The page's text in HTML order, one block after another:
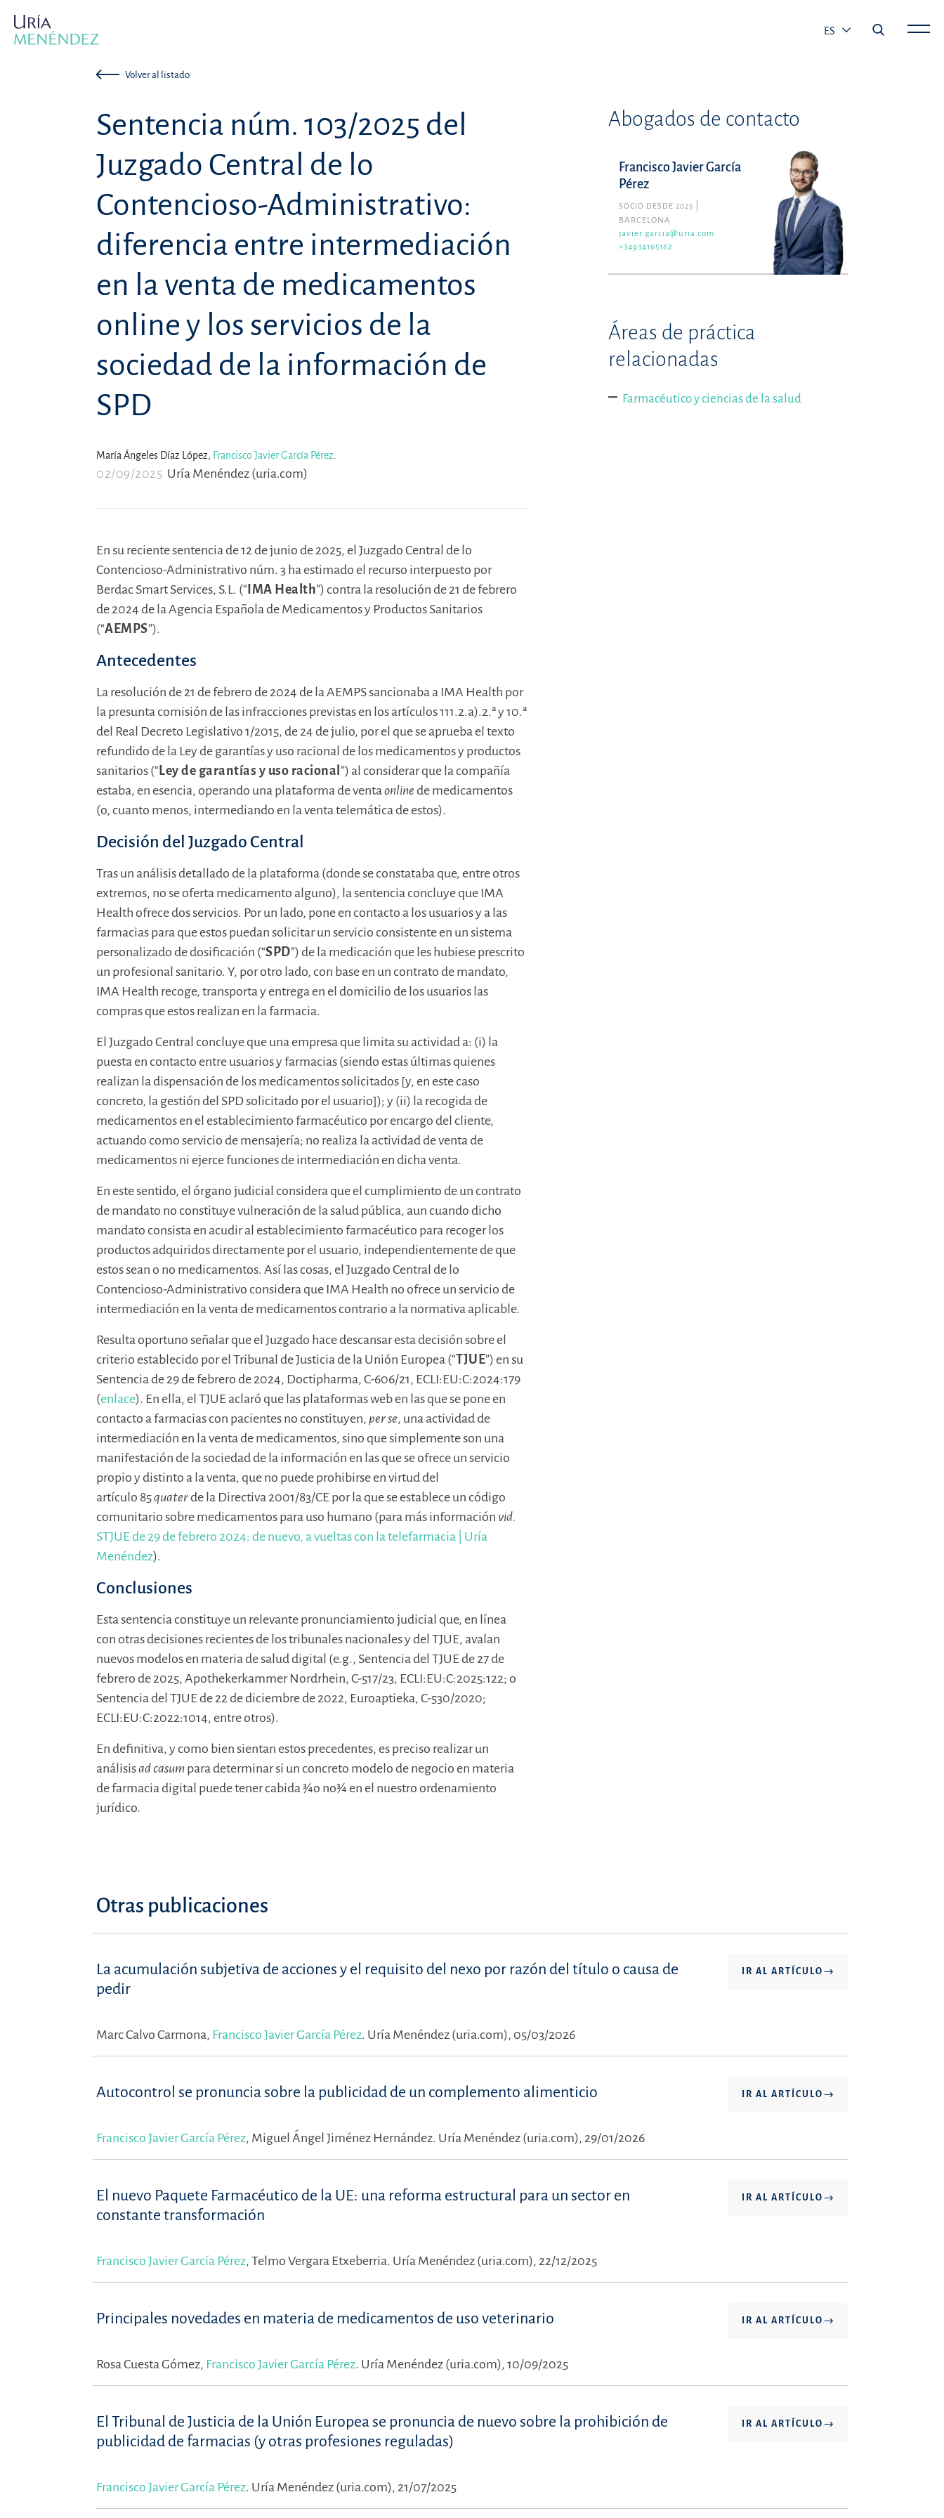
ES
Volver al listado
Sentencia núm. 103/2025 del
Juzgado Central de lo
Contencioso-Administrativo:
diferencia entre intermediación
en la venta de medicamentos
online y los servicios de la
sociedad de la información de
SPD
María Ángeles Díaz López, Francisco Javier García Pérez.
02/09/2025 Uría Menéndez (uria.com)
En su reciente sentencia de 12 de junio de 2025, el Juzgado Central de lo
Contencioso-Administrativo núm. 3 ha estimado el recurso interpuesto por
Berdac Smart Services, S.L. (“ IMA Health”) contra la resolución de 21 de febrero
de 2024 de la Agencia Española de Medicamentos y Productos Sanitarios
(“AEMPS”).
Antecedentes
La resolución de 21 de febrero de 2024 de la AEMPS sancionaba a IMA Health por
la presunta comisión de las infracciones previstas en los artículos 111.2.a).2.ª y 10.ª
del Real Decreto Legislativo 1/2015, de 24 de julio, por el que se aprueba el texto
refundido de la Ley de garantías y uso racional de los medicamentos y productos
sanitarios (“ Ley de garantías y uso racional”) al considerar que la compañía
estaba, en esencia, operando una plataforma de ventaonline de medicamentos
(o, cuanto menos, intermediando en la venta telemática de estos).
Decisión del Juzgado Central
Tras un análisis detallado de la plataforma (donde se constataba que, entre otros
extremos, no se oferta medicamento alguno), la sentencia concluye que IMA
Health ofrece dos servicios. Por un lado, pone en contacto a los usuarios y a las
farmacias para que estos puedan solicitar un servicio consistente en un sistema
personalizado de dosificación (“SPD”) de la medicación que les hubiese prescrito
un profesional sanitario. Y, por otro lado, con base en un contrato de mandato,
IMA Health recoge, transporta y entrega en el domicilio de los usuarios las
compras que estos realizan en la farmacia.
El Juzgado Central concluye que una empresa que limita su actividad a: (i) la
puesta en contacto entre usuarios y farmacias (siendo estas últimas quienes
realizan la dispensación de los medicamentos solicitados [y, en este caso
concreto, la gestión del SPD solicitado por el usuario]); y (ii) la recogida de
medicamentos en el establecimiento farmacéutico por encargo del cliente,
actuando como servicio de mensajería; no realiza la actividad de venta de
medicamentos ni ejerce funciones de intermediación en dicha venta.
En este sentido, el órgano judicial considera que el cumplimiento de un contrato
de mandato no constituye vulneración de la salud pública, aun cuando dicho
mandato consista en acudir al establecimiento farmacéutico para recoger los
productos adquiridos directamente por el usuario, independientemente de que
estos sean o no medicamentos. Así las cosas, el Juzgado Central de lo
Contencioso-Administrativo considera que IMA Health no ofrece un servicio de
intermediación en la venta de medicamentos contrario a la normativa aplicable.
Resulta oportuno señalar que el Juzgado hace descansar esta decisión sobre el
criterio establecido por el Tribunal de Justicia de la Unión Europea (“TJUE”) en su
Sentencia de 29 de febrero de 2024, Doctipharma, C-606/21, ECLI:EU:C:2024:179
(enlace). En ella, el TJUE aclaró que las plataformas web en las que se pone en
contacto a farmacias con pacientes no constituyen, per se, una actividad de
intermediación en la venta de medicamentos, sino que simplemente son una
manifestación de la sociedad de la información en las que se ofrece un servicio
propio y distinto a la venta, que no puede prohibirse en virtud del
artículo 85quaterde la Directiva 2001/83/CE por la que se establece un código
comunitario sobre medicamentos para uso humano (para más información vid.
STJUE de 29 de febrero 2024: de nuevo, a vueltas con la telefarmacia | Uría
Menéndez).
Conclusiones
Esta sentencia constituye un relevante pronunciamiento judicial que, en línea
con otras decisiones recientes de los tribunales nacionales y del TJUE, avalan
nuevos modelos en materia de salud digital (e.g., Sentencia del TJUE de 27 de
febrero de 2025, Apothekerkammer Nordrhein, C-517/23, ECLI:EU:C:2025:122; o
Sentencia del TJUE de 22 de diciembre de 2022, Euroaptieka, C-530/2020;
ECLI:EU:C:2022:1014, entre otros).
En definitiva, y como bien sientan estos precedentes, es preciso realizar un
análisisad casum para determinar si un concreto modelo de negocio en materia
de farmacia digital puede tener cabida ¾o no¾ en el nuestro ordenamiento
jurídico.
Abogados de contacto
Francisco Javier García
Pérez
SOCIO DESDE 2025
BARCELONA
javier.garcia@uria.com
+34934165162
Áreas de práctica
relacionadas
Farmacéutico y ciencias de la salud
Otras publicaciones
La acumulación subjetiva de acciones y el requisito del nexo por razón del título o causa de
pedir
IR AL ARTÍCULO
Marc Calvo Carmona, Francisco Javier García Pérez. Uría Menéndez (uria.com), 05/03/2026
Autocontrol se pronuncia sobre la publicidad de un complemento alimenticio IR AL ARTÍCULO
Francisco Javier García Pérez, Miguel Ángel Jiménez Hernández. Uría Menéndez (uria.com), 29/01/2026
El nuevo Paquete Farmacéutico de la UE: una reforma estructural para un sector en
constante transformación
IR AL ARTÍCULO
Francisco Javier García Pérez, Telmo Vergara Etxeberria. Uría Menéndez (uria.com), 22/12/2025
Principales novedades en materia de medicamentos de uso veterinario IR AL ARTÍCULO
Rosa Cuesta Gómez, Francisco Javier García Pérez. Uría Menéndez (uria.com), 10/09/2025
El Tribunal de Justicia de la Unión Europea se pronuncia de nuevo sobre la prohibición de
publicidad de farmacias (y otras profesiones reguladas)
IR AL ARTÍCULO
Francisco Javier García Pérez. Uría Menéndez (uria.com), 21/07/2025